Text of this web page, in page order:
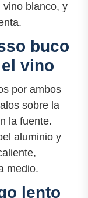
vino blanco, y
buco
vino
por ambos
sobre la
la fuente.
aluminio y
medio.
lento